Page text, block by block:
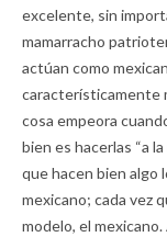
excelente, sin
mamarracho
actúan como
característicamente
cosa empeora
bien es hacerlas “a
que hacen bien algo
mexicano; cada vez
modelo, el